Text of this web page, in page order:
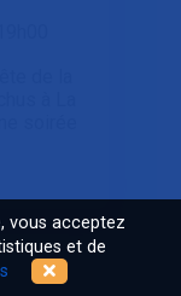
de la
à La
soirée
vous acceptez
et de